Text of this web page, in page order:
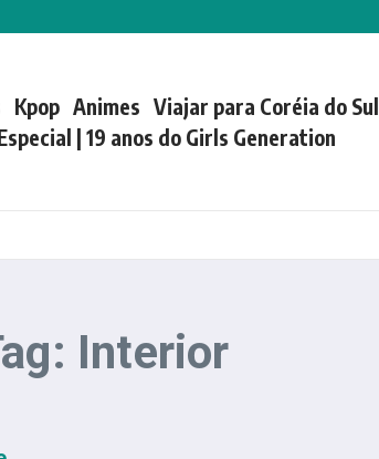
Kpop Animes Viajar para Coréia do Sul
| 19 anos do Girls Generation
Interior